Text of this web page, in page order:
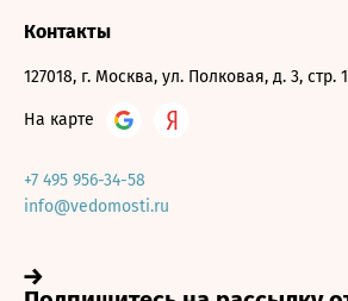
Контакты
127018, г. Москва, ул. Полковая, д. 3, стр. 1
На карте
+7 495 956-34-58
info@vedomosti.ru